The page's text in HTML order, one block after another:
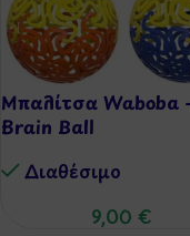
Μπαλίτσα Waboba
Brain Ball
Διαθέσιμo
9,00 €